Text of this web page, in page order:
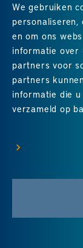
We gebruiken
en om ons
informatie over
partners voor
partners
informatie die
verzameld op
Uitstekend
© 2026